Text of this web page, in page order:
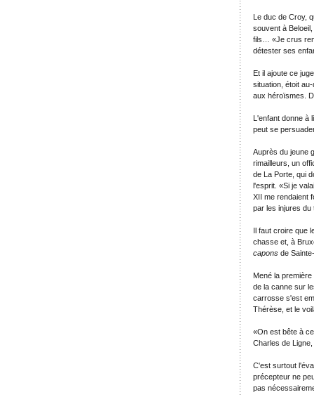
Le duc de Croy,
souvent à
fils… «Je crus
détester ses
Et il ajoute ce
situation, étoit
aux héroïsmes.
L'enfant donne à
peut se
Auprès du jeune
rimailleurs, un
de La Porte, qui
l'esprit. «Si je
XII me rendaient
par les injures du
Il faut croire que
chasse et, à
capons de
Mené la
de la canne sur
carrosse s'est
Thérèse, et le
«On est bête à
Charles de
C'est surtout
précepteur ne
pas